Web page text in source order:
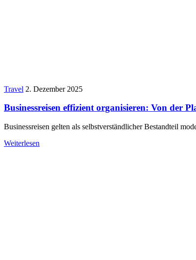
Travel 2. Dezember 2025
Businessreisen effizient organisieren: Von der
Businessreisen gelten als selbstverständlicher Bestandteil
Weiterlesen